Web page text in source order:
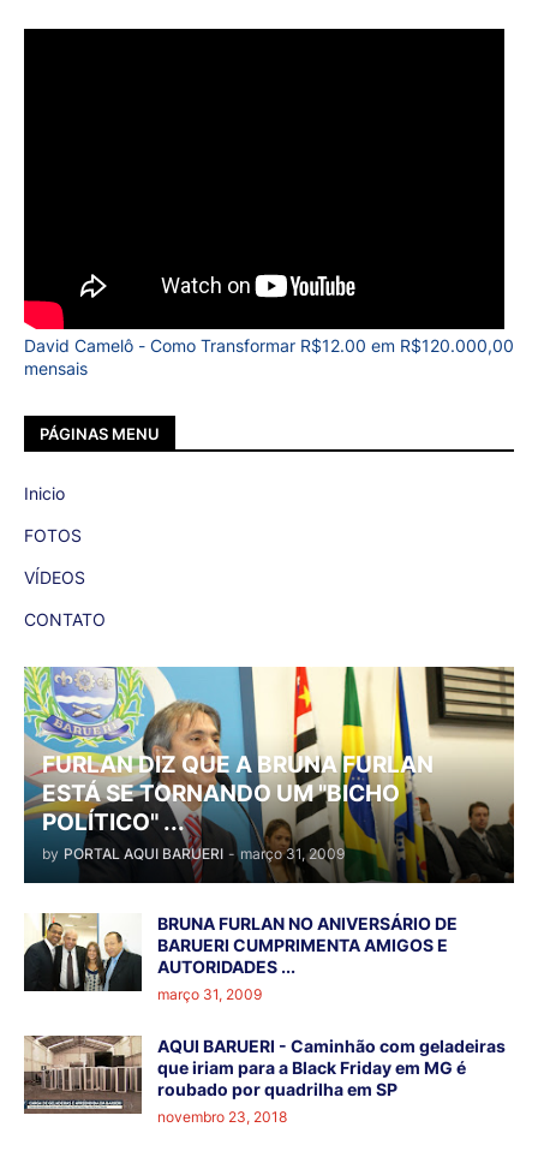
David Camelô - Como Transformar R$12.00 em R$120.000,00
mensais
PÁGINAS MENU
Inicio
FOTOS
VÍDEOS
CONTATO
FURLAN DIZ QUE A BRUNA FURLAN
ESTÁ SE TORNANDO UM "BICHO
POLÍTICO" ...
by PORTAL AQUI BARUERI - março 31, 2009
BRUNA FURLAN NO ANIVERSÁRIO DE
BARUERI CUMPRIMENTA AMIGOS E
AUTORIDADES ...
março 31, 2009
AQUI BARUERI - Caminhão com geladeiras
que iriam para a Black Friday em MG é
roubado por quadrilha em SP
novembro 23, 2018